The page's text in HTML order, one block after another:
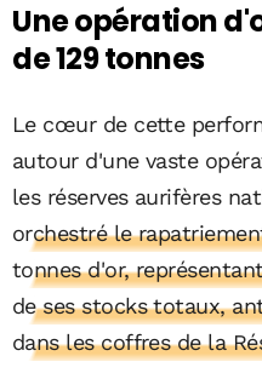
Une opération
de 129 tonnes
Le cœur de cette
autour d'une vaste
les réserves aurifères
orchestré le
tonnes d'or,
de ses stocks totaux,
dans les coffres de la